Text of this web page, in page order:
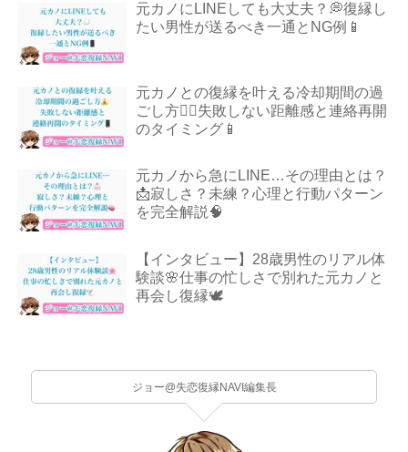
元カノにLINEしても大丈夫？💭復縁し
たい男性が送るべき一通とNG例📱
元カノとの復縁を叶える冷却期間の過
ごし方🧘‍♂️失敗しない距離感と連絡再開
のタイミング📱
元カノから急にLINE…その理由とは？
📩寂しさ？未練？心理と行動パターン
を完全解説🧠
【インタビュー】28歳男性のリアル体
験談🌸仕事の忙しさで別れた元カノと
再会し復縁🕊️
ジョー@失恋復縁NAVI編集長